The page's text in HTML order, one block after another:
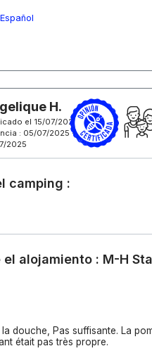
H.
el 15/07/2025
: 05/07/2025 -
2025
camping :
alojamiento : M-H
la douche, Pas suffisante. La
était pas très propre.